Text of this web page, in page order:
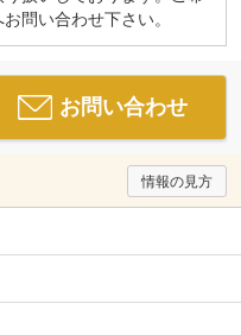
問い合わせ下さい。
お問い合わせ
情報の見方